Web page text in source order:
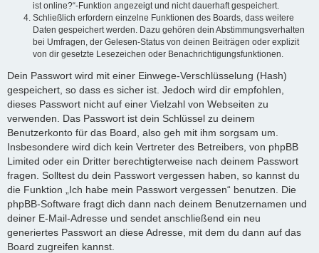
ist online?“-Funktion angezeigt und nicht dauerhaft gespeichert.
Schließlich erfordern einzelne Funktionen des Boards, dass weitere
Daten gespeichert werden. Dazu gehören dein Abstimmungsverhalten
bei Umfragen, der Gelesen-Status von deinen Beiträgen oder explizit
von dir gesetzte Lesezeichen oder Benachrichtigungsfunktionen.
Dein Passwort wird mit einer Einwege-Verschlüsselung (Hash)
gespeichert, so dass es sicher ist. Jedoch wird dir empfohlen,
dieses Passwort nicht auf einer Vielzahl von Webseiten zu
verwenden. Das Passwort ist dein Schlüssel zu deinem
Benutzerkonto für das Board, also geh mit ihm sorgsam um.
Insbesondere wird dich kein Vertreter des Betreibers, von phpBB
Limited oder ein Dritter berechtigterweise nach deinem Passwort
fragen. Solltest du dein Passwort vergessen haben, so kannst du
die Funktion „Ich habe mein Passwort vergessen“ benutzen. Die
phpBB-Software fragt dich dann nach deinem Benutzernamen und
deiner E-Mail-Adresse und sendet anschließend ein neu
generiertes Passwort an diese Adresse, mit dem du dann auf das
Board zugreifen kannst.